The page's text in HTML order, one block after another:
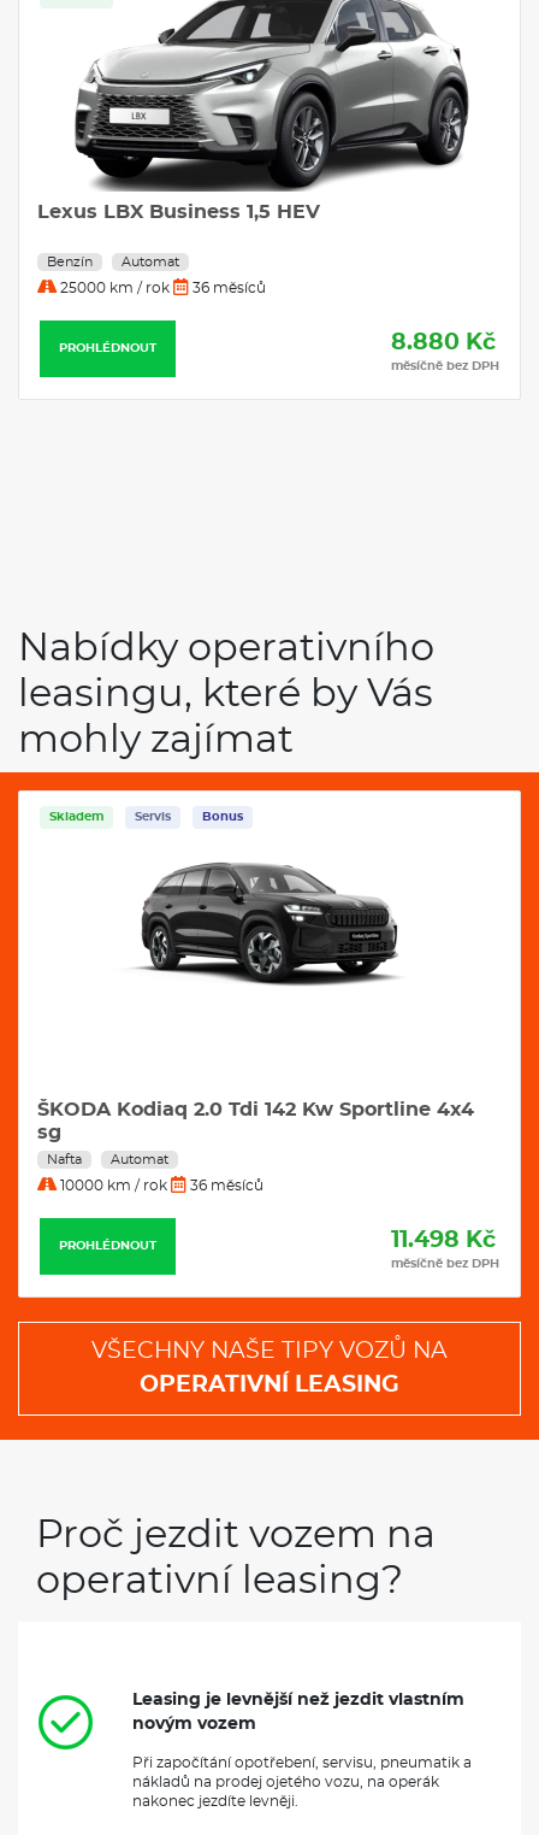
Lexus LBX Business 1,5 HEV
Benzín Automat
25000 km / rok 36 měsíců
PROHLÉDNOUT 8.880 Kč
měsíčně bez DPH
Nabídky operativního
leasingu, které by Vás
mohly zajímat
Skladem Servis Bonus
ŠKODA Kodiaq 2.0 Tdi 142 Kw Sportline 4x4
sg
Nafta Automat
10000 km / rok 36 měsíců
PROHLÉDNOUT 11.498 Kč
měsíčně bez DPH
VŠECHNY NAŠE TIPY VOZŮ NA
OPERATIVNÍ LEASING
Proč jezdit vozem na
operativní leasing?
Leasing je levnější než jezdit vlastním
novým vozem
Při započítání opotřebení, servisu, pneumatik a
nákladů na prodej ojetého vozu, na operák
nakonec jezdíte levněji.